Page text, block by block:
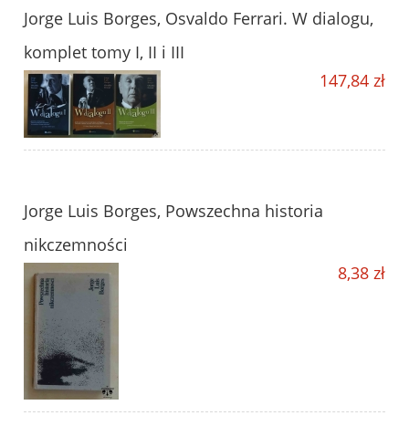
Jorge Luis Borges, Osvaldo Ferrari. W dialogu,
komplet tomy I, II i III
147,84 zł
Jorge Luis Borges, Powszechna historia
nikczemności
8,38 zł